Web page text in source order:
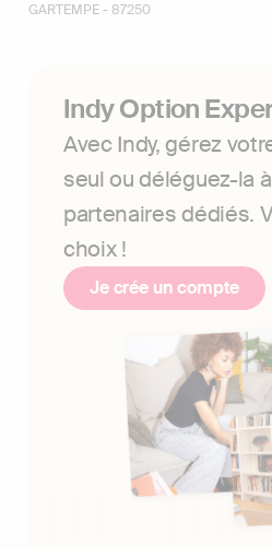
GARTEMPE - 87250
Indy Option
Avec Indy, gérez
seul ou déléguez-la
partenaires dédiés.
choix !
Je crée un compte